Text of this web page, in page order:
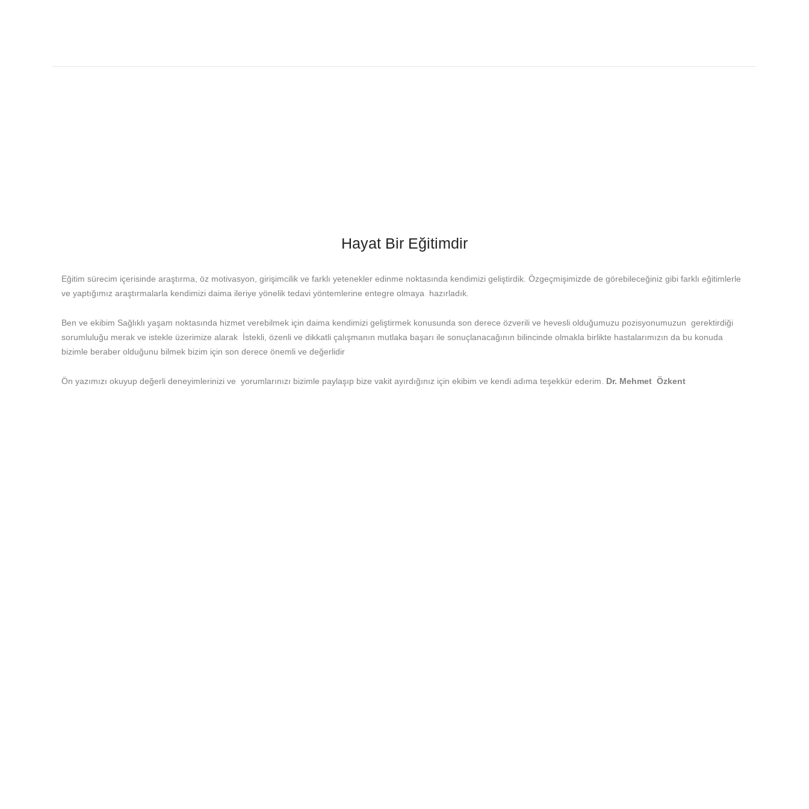
Hayat Bir Eğitimdir
Eğitim sürecim içerisinde araştırma, öz motivasyon, girişimcilik ve farklı yetenekler edinme noktasında kendimizi geliştirdik. Özgeçmişimizde de görebileceğiniz gibi farklı eğitimlerle
ve yaptığımız araştırmalarla kendimizi daima ileriye yönelik tedavi yöntemlerine entegre olmaya hazırladık.
Ben ve ekibim Sağlıklı yaşam noktasında hizmet verebilmek için daima kendimizi geliştirmek konusunda son derece özverili ve hevesli olduğumuzu pozisyonumuzun gerektirdiği
sorumluluğu merak ve istekle üzerimize alarak İstekli, özenli ve dikkatli çalışmanın mutlaka başarı ile sonuçlanacağının bilincinde olmakla birlikte hastalarımızın da bu konuda
bizimle beraber olduğunu bilmek bizim için son derece önemli ve değerlidir
Ön yazımızı okuyup değerli deneyimlerinizi ve yorumlarınızı bizimle paylaşıp bize vakit ayırdığınız için ekibim ve kendi adıma teşekkür ederim. Dr. Mehmet Özkent